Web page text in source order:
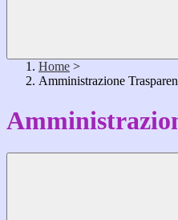
Home >
Amministrazione